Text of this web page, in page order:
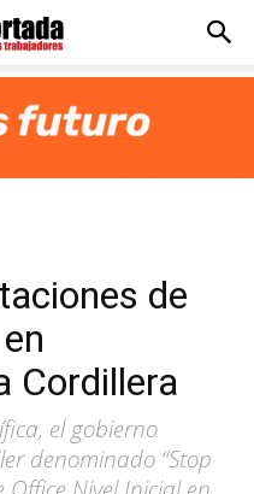
de
Cordillera
el gobierno
denominado “Stop